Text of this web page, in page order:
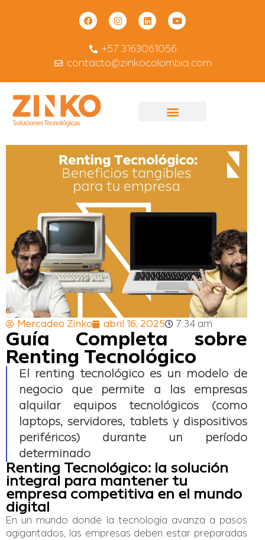
+57 3163061056
contacto@zinkocolombia.com
Mercadeo Zinko abril 16, 2025 7:34 am
Guía Completa sobre
Renting Tecnológico
El renting tecnológico es un modelo de
negocio que permite a las empresas
alquilar equipos tecnológicos (como
laptops, servidores, tablets y dispositivos
periféricos) durante un período
determinado
Renting Tecnológico: la solución
integral para mantener tu
empresa competitiva en el mundo
digital
En un mundo donde la tecnología avanza a pasos
agigantados, las empresas deben estar preparadas